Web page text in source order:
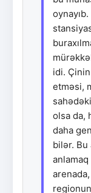
idi.
etməsi,
olsa da,
daha
bilər. Bu